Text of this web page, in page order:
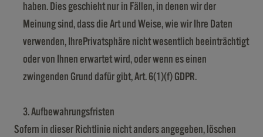
haben. Dies geschieht nur in Fällen, in denen wir der
Meinung sind, dass die Art und Weise, wie wir Ihre Daten
verwenden, IhrePrivatsphäre nicht wesentlich beeinträchtigt
oder von Ihnen erwartet wird, oder wenn es einen
zwingenden Grund dafür gibt, Art. 6(1)(f) GDPR.
Aufbewahrungsfristen
Sofern in dieser Richtlinie nicht anders angegeben, löschen